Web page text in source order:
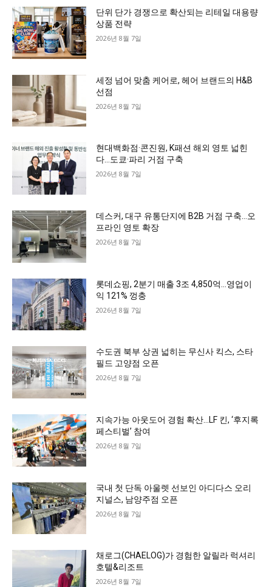
단위 단가 경쟁으로 확산되는 리테일 대용량
상품 전략
2026년 8월 7일
세정 넘어 맞춤 케어로, 헤어 브랜드의 H&B
선점
2026년 8월 7일
현대백화점·콘진원, K패션 해외 영토 넓힌
다…도쿄·파리 거점 구축
2026년 8월 7일
데스커, 대구 유통단지에 B2B 거점 구축…오
프라인 영토 확장
2026년 8월 7일
롯데쇼핑, 2분기 매출 3조 4,850억…영업이
익 121% 껑충
2026년 8월 7일
수도권 북부 상권 넓히는 무신사 킥스, 스타
필드 고양점 오픈
2026년 8월 7일
지속가능 아웃도어 경험 확산…LF 킨, ‘후지록
페스티벌’ 참여
2026년 8월 7일
국내 첫 단독 아울렛 선보인 아디다스 오리
지널스, 남양주점 오픈
2026년 8월 7일
채로그(CHAELOG)가 경험한 알릴라 럭셔리
호텔&리조트
2026년 8월 7일